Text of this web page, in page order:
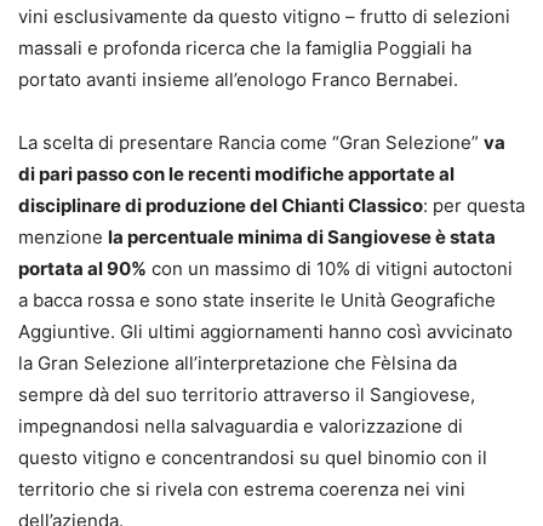
vini esclusivamente da questo vitigno – frutto di selezioni
massali e profonda ricerca che la famiglia Poggiali ha
portato avanti insieme all’enologo Franco Bernabei.
La scelta di presentare Rancia come “Gran Selezione” va
di pari passo con le recenti modifiche apportate al
disciplinare di produzione del Chianti Classico: per questa
menzione la percentuale minima di Sangiovese è stata
portata al 90% con un massimo di 10% di vitigni autoctoni
a bacca rossa e sono state inserite le Unità Geografiche
Aggiuntive. Gli ultimi aggiornamenti hanno così avvicinato
la Gran Selezione all’interpretazione che Fèlsina da
sempre dà del suo territorio attraverso il Sangiovese,
impegnandosi nella salvaguardia e valorizzazione di
questo vitigno e concentrandosi su quel binomio con il
territorio che si rivela con estrema coerenza nei vini
dell’azienda.